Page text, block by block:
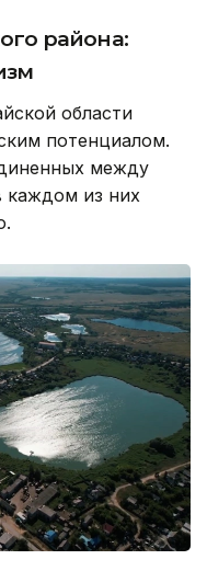
района:
области
потенциалом.
между
каждом из них